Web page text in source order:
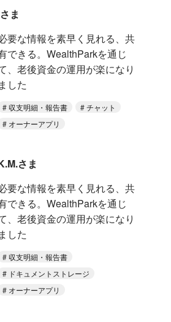
ま
要な情報を素早く見れる、共
できる。WealthParkを通じ
、老後資金の運用が楽になり
ました
収支明細・報告書
チャット
オーナーアプリ
さま
要な情報を素早く見れる、共
できる。WealthParkを通じ
、老後資金の運用が楽になり
ました
収支明細・報告書
ドキュメントストレージ
オーナーアプリ